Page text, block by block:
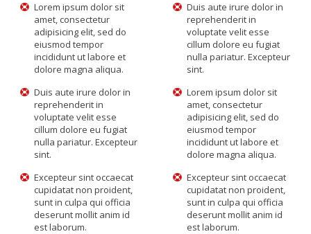
Lorem ipsum dolor sit
amet, consectetur
adipisicing elit, sed do
eiusmod tempor
incididunt ut labore et
dolore magna aliqua.
Duis aute irure dolor in
reprehenderit in
voluptate velit esse
cillum dolore eu fugiat
nulla pariatur. Excepteur
sint.
Duis aute irure dolor in
reprehenderit in
voluptate velit esse
cillum dolore eu fugiat
nulla pariatur. Excepteur
sint.
Lorem ipsum dolor sit
amet, consectetur
adipisicing elit, sed do
eiusmod tempor
incididunt ut labore et
dolore magna aliqua.
Excepteur sint occaecat
cupidatat non proident,
sunt in culpa qui officia
deserunt mollit anim id
est laborum.
Excepteur sint occaecat
cupidatat non proident,
sunt in culpa qui officia
deserunt mollit anim id
est laborum.